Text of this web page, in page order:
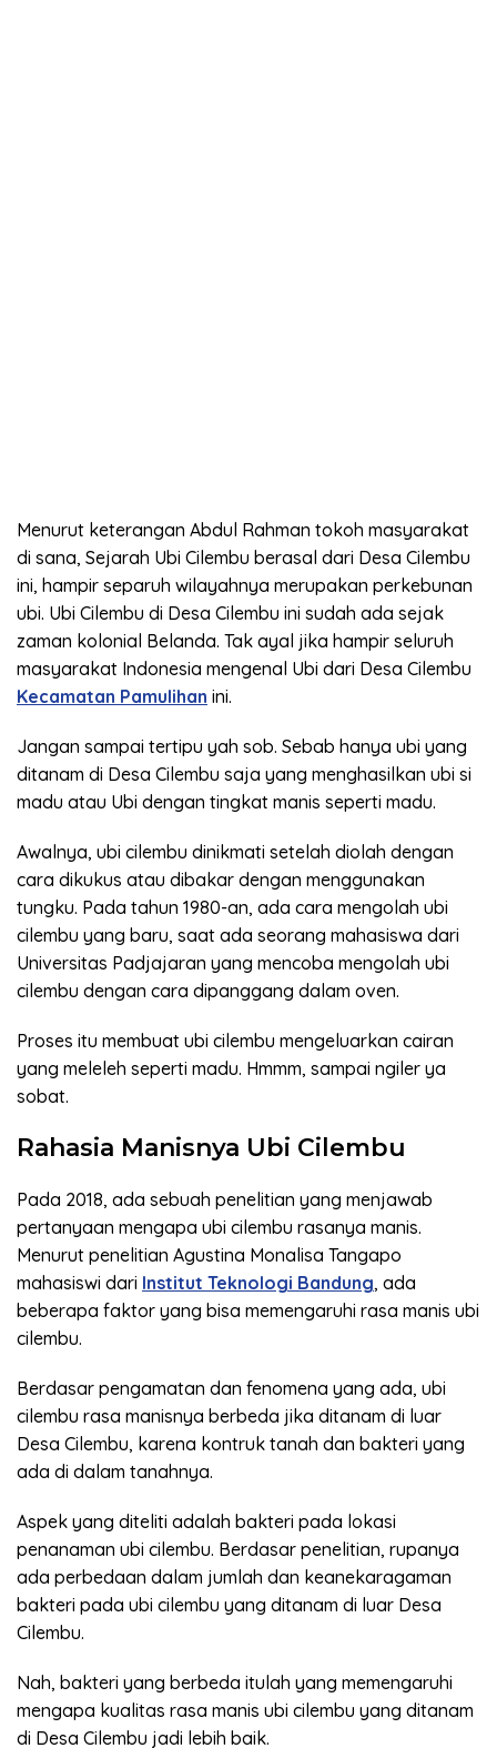
Menurut keterangan Abdul Rahman tokoh masyarakat
di sana, Sejarah Ubi Cilembu berasal dari Desa Cilembu
ini, hampir separuh wilayahnya merupakan perkebunan
ubi. Ubi Cilembu di Desa Cilembu ini sudah ada sejak
zaman kolonial Belanda. Tak ayal jika hampir seluruh
masyarakat Indonesia mengenal Ubi dari Desa Cilembu
Kecamatan Pamulihan ini.
Jangan sampai tertipu yah sob. Sebab hanya ubi yang
ditanam di Desa Cilembu saja yang menghasilkan ubi si
madu atau Ubi dengan tingkat manis seperti madu.
Awalnya, ubi cilembu dinikmati setelah diolah dengan
cara dikukus atau dibakar dengan menggunakan
tungku. Pada tahun 1980-an, ada cara mengolah ubi
cilembu yang baru, saat ada seorang mahasiswa dari
Universitas Padjajaran yang mencoba mengolah ubi
cilembu dengan cara dipanggang dalam oven.
Proses itu membuat ubi cilembu mengeluarkan cairan
yang meleleh seperti madu. Hmmm, sampai ngiler ya
sobat.
Rahasia Manisnya Ubi Cilembu
Pada 2018, ada sebuah penelitian yang menjawab
pertanyaan mengapa ubi cilembu rasanya manis.
Menurut penelitian Agustina Monalisa Tangapo
mahasiswi dari Institut Teknologi Bandung, ada
beberapa faktor yang bisa memengaruhi rasa manis ubi
cilembu.
Berdasar pengamatan dan fenomena yang ada, ubi
cilembu rasa manisnya berbeda jika ditanam di luar
Desa Cilembu, karena kontruk tanah dan bakteri yang
ada di dalam tanahnya.
Aspek yang diteliti adalah bakteri pada lokasi
penanaman ubi cilembu. Berdasar penelitian, rupanya
ada perbedaan dalam jumlah dan keanekaragaman
bakteri pada ubi cilembu yang ditanam di luar Desa
Cilembu.
Nah, bakteri yang berbeda itulah yang memengaruhi
mengapa kualitas rasa manis ubi cilembu yang ditanam
di Desa Cilembu jadi lebih baik.